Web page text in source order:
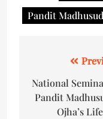
Pandit
National
Pandit
Ojha’s